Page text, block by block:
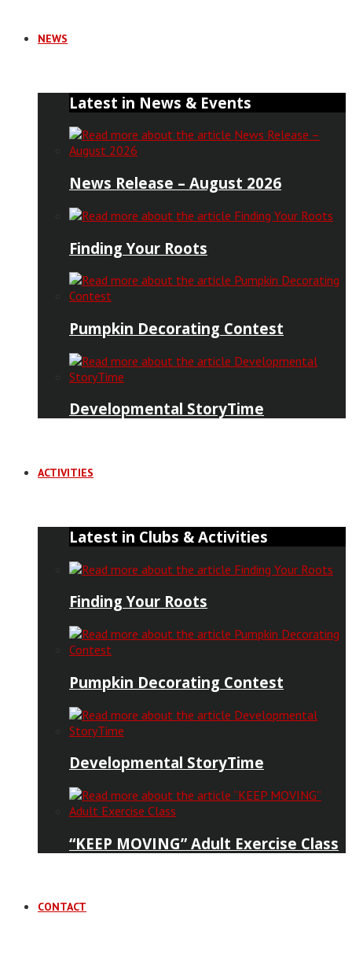
NEWS
Latest in News & Events
News Release – August 2026
Finding Your Roots
Pumpkin Decorating Contest
Developmental StoryTime
ACTIVITIES
Latest in Clubs & Activities
Finding Your Roots
Pumpkin Decorating Contest
Developmental StoryTime
“KEEP MOVING” Adult Exercise Class
CONTACT